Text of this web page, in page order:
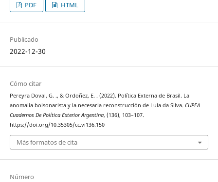
PDF HTML
Publicado
2022-12-30
Cómo citar
Pereyra Doval, G. ., & Ordoñez, E. . (2022). Política Externa de Brasil. La
anomalía bolsonarista y la necesaria reconstrucción de Lula da Silva. CUPEA
Cuadernos De Política Exterior Argentina, (136), 103–107.
https://doi.org/10.35305/cc.vi136.150
Más formatos de cita
Número